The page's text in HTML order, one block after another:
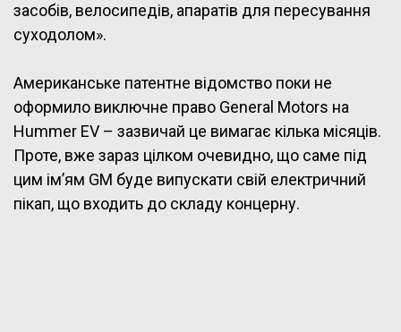
засобів, велосипедів, апаратів для пересування
суходолом».
Американське патентне відомство поки не
оформило виключне право General Motors на
Hummer EV – зазвичай це вимагає кілька місяців.
Проте, вже зараз цілком очевидно, що саме під
цим ім’ям GM буде випускати свій електричний
пікап, що входить до складу концерну.